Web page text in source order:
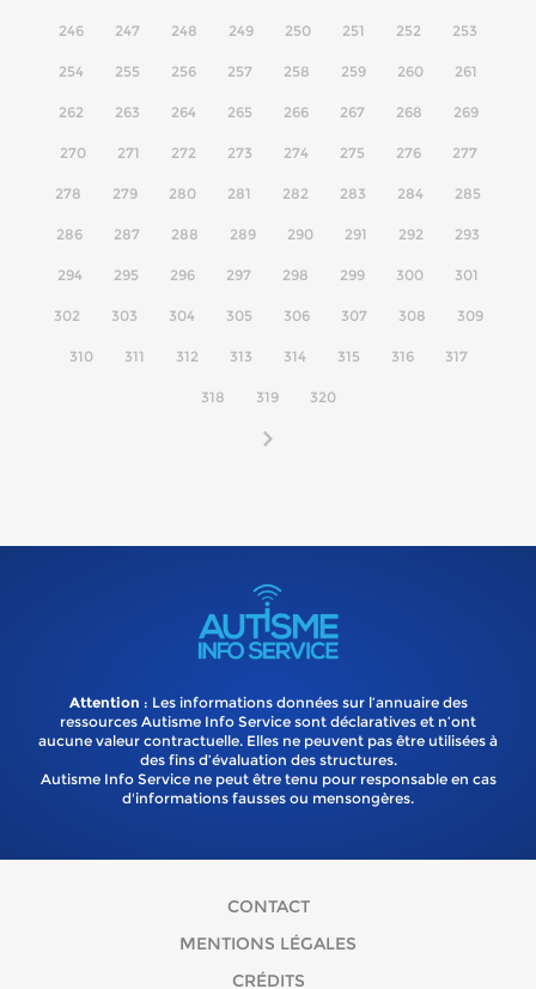
246 247 248 249 250 251 252 253
254 255 256 257 258 259 260 261
262 263 264 265 266 267 268 269
270 271 272 273 274 275 276 277
278 279 280 281 282 283 284 285
286 287 288 289 290 291 292 293
294 295 296 297 298 299 300 301
302 303 304 305 306 307 308 309
310 311 312 313 314 315 316 317
318 319 320
Attention : Les informations données sur l’annuaire des
ressources Autisme Info Service sont déclaratives et n’ont
aucune valeur contractuelle. Elles ne peuvent pas être utilisées à
des fins d’évaluation des structures.
Autisme Info Service ne peut être tenu pour responsable en cas
d'informations fausses ou mensongères.
CONTACT
MENTIONS LÉGALES
CRÉDITS